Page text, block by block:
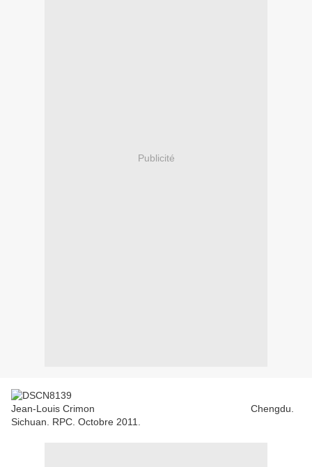
Publicité
Jean-Louis Crimon Chengdu.
Sichuan. RPC. Octobre 2011.